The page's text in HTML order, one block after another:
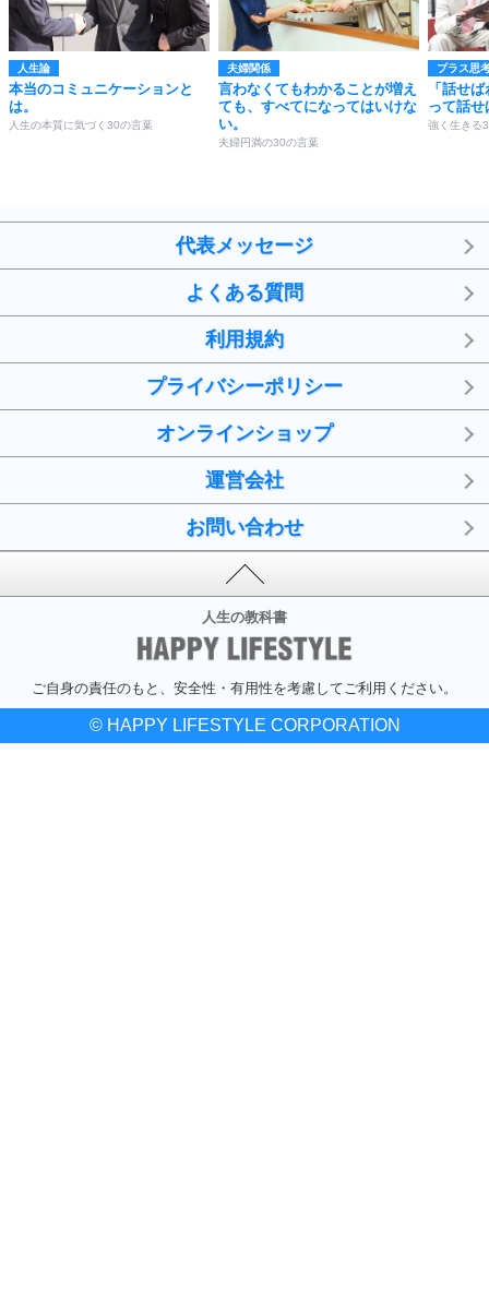
人生論
本当のコミュニケーションと
は。
人生の本質に気づく30の言葉
夫婦関係
言わなくてもわかることが増え
ても、すべてになってはいけな
い。
夫婦円満の30の言葉
プラス思
「話せ
って話せ
強く生きる
代表メッセージ
よくある質問
利用規約
プライバシーポリシー
オンラインショップ
運営会社
お問い合わせ
人生の教科書
ご自身の責任のもと、安全性・有用性を考慮してご利用ください。
© HAPPY LIFESTYLE CORPORATION